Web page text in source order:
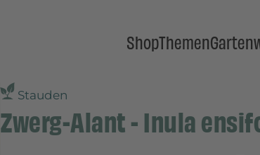
ShopThemen
Stauden
Zwerg-Alant - Inula